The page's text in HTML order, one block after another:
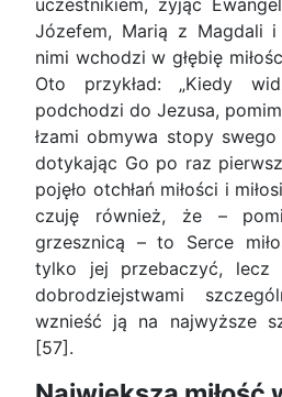
uczestnikiem, żyjąc
Józefem, Marią z Magdali i
nimi wchodzi w głębię
Oto przykład: „Kiedy
podchodzi do Jezusa,
łzami obmywa stopy
dotykając Go po raz
pojęło otchłań miłości i
czuję również, że –
grzesznicą – to Serce
tylko jej przebaczyć, lecz
dobrodziejstwami
wznieść ją na najwyższe
[57].